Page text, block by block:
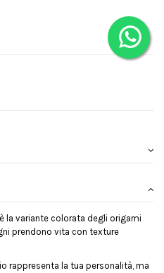
la variante colorata degli origami
prendono vita con texture
rappresenta la tua personalità, ma